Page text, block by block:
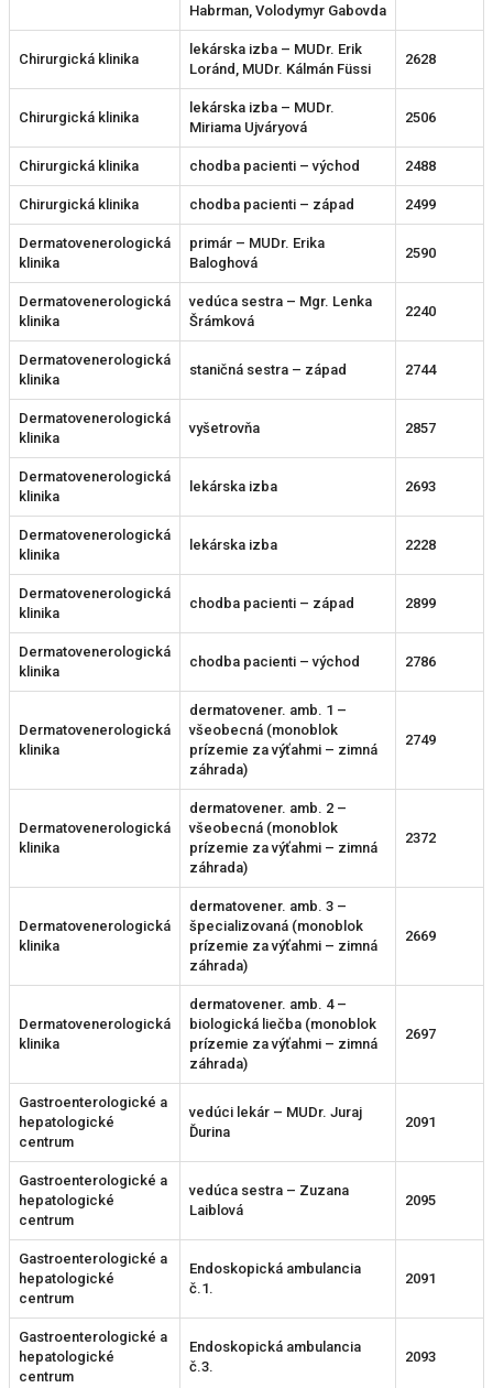
Habrman, Volodymyr Gabovda
Chirurgická klinika
lekárska izba – MUDr. Erik
Loránd, MUDr. Kálmán Füssi
2628
Chirurgická klinika
lekárska izba – MUDr.
Miriama Ujváryová
2506
Chirurgická klinika chodba pacienti – východ 2488
Chirurgická klinika chodba pacienti – západ 2499
Dermatovenerologická
klinika
primár – MUDr. Erika
Baloghová
2590
Dermatovenerologická
klinika
vedúca sestra – Mgr. Lenka
Šrámková
2240
Dermatovenerologická
klinika
staničná sestra – západ 2744
Dermatovenerologická
klinika
vyšetrovňa 2857
Dermatovenerologická
klinika
lekárska izba 2693
Dermatovenerologická
klinika
lekárska izba 2228
Dermatovenerologická
klinika
chodba pacienti – západ 2899
Dermatovenerologická
klinika
chodba pacienti – východ 2786
Dermatovenerologická
klinika
dermatovener. amb. 1 –
všeobecná (monoblok
prízemie za výťahmi – zimná
záhrada)
2749
Dermatovenerologická
klinika
dermatovener. amb. 2 –
všeobecná (monoblok
prízemie za výťahmi – zimná
záhrada)
2372
Dermatovenerologická
klinika
dermatovener. amb. 3 –
špecializovaná (monoblok
prízemie za výťahmi – zimná
záhrada)
2669
Dermatovenerologická
klinika
dermatovener. amb. 4 –
biologická liečba (monoblok
prízemie za výťahmi – zimná
záhrada)
2697
Gastroenterologické a
hepatologické
centrum
vedúci lekár – MUDr. Juraj
Ďurina
2091
Gastroenterologické a
hepatologické
centrum
vedúca sestra – Zuzana
Laiblová
2095
Gastroenterologické a
hepatologické
centrum
Endoskopická ambulancia
č.1.
2091
Gastroenterologické a
hepatologické
centrum
Endoskopická ambulancia
č.3.
2093